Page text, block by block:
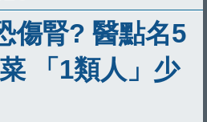
傷腎? 醫點名5
「1類人」少